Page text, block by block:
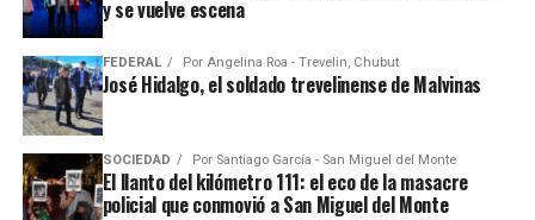
y se vuelve escena
FEDERAL Por Angelina Roa - Trevelin, Chubut
José Hidalgo, el soldado trevelinense de Malvinas
SOCIEDAD Por Santiago García - San Miguel del Monte
El llanto del kilómetro 111: el eco de la masacre
policial que conmovió a San Miguel del Monte